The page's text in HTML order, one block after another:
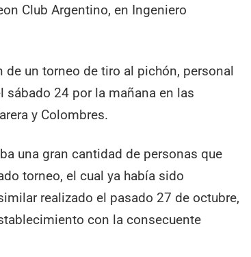
Club Argentino, en Ingeniero
un torneo de tiro al pichón, personal
24 por la mañana en las
y Colombres.
una gran cantidad de personas que
torneo, el cual ya había sido
realizado el pasado 27 de octubre,
con la consecuente